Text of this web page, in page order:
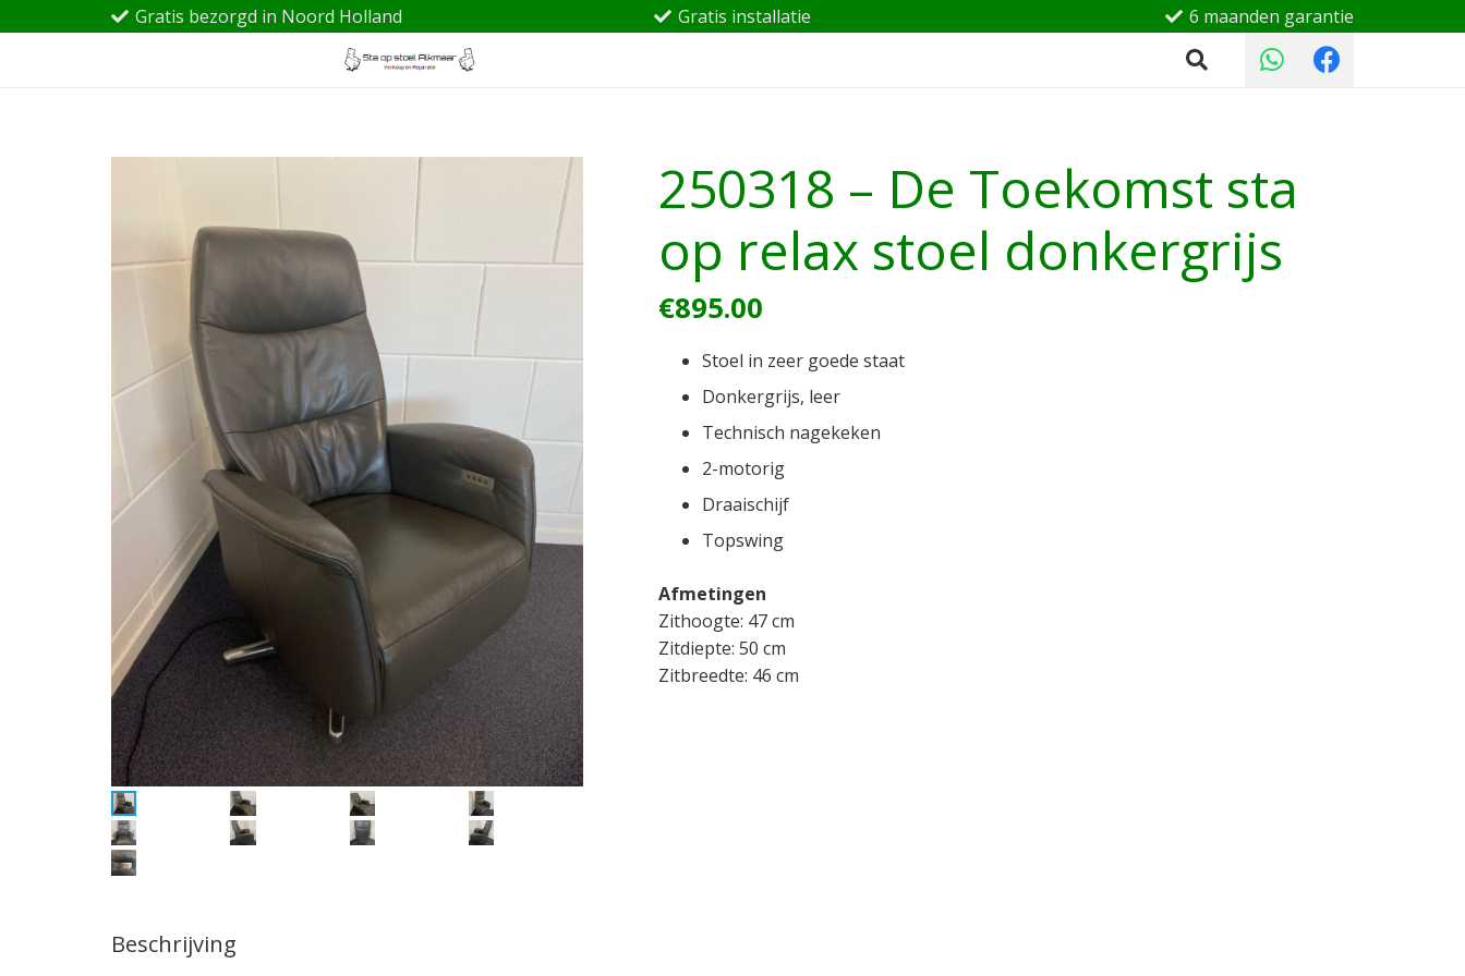
Gratis bezorgd in Noord Holland Gratis installatie 6 maanden garantie
250318 – De Toekomst sta
op relax stoel donkergrijs
€895.00
Stoel in zeer goede staat
Donkergrijs, leer
Technisch nagekeken
2-motorig
Draaischijf
Topswing
Afmetingen
Zithoogte: 47 cm
Zitdiepte: 50 cm
Zitbreedte: 46 cm
Beschrijving